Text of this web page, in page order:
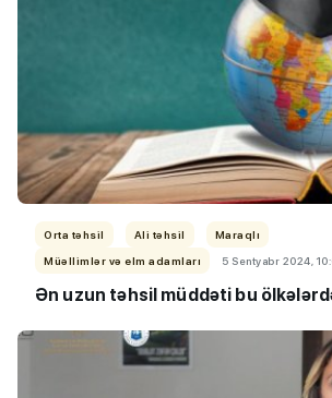
Orta təhsil Ali təhsil
Maraqlı
Müəllimlər və elm adamları
5 Sentyabr 2024,
Ən uzun təhsil müddəti bu